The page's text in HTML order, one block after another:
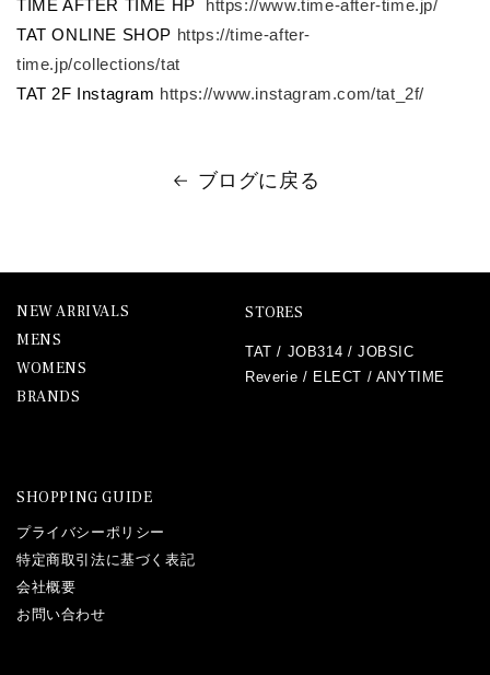
TIME AFTER TIME HP https://www.time-after-time.jp/
TAT ONLINE SHOP https://time-after-
time.jp/collections/tat
TAT 2F Instagram https://www.instagram.com/tat_2f/
ブログに戻る
NEW ARRIVALS
MENS
WOMENS
BRANDS
STORES
TAT / JOB314 /JOBSIC
Reverie / ELECT / ANYTIME
SHOPPING GUIDE
プライバシーポリシー
特定商取引法に基づく表記
会社概要
お問い合わせ